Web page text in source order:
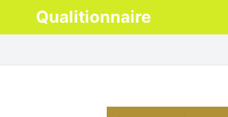
Qualitionnaire